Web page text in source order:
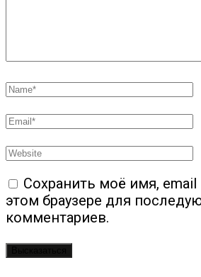
Сохранить моё имя, email
этом браузере для
комментариев.